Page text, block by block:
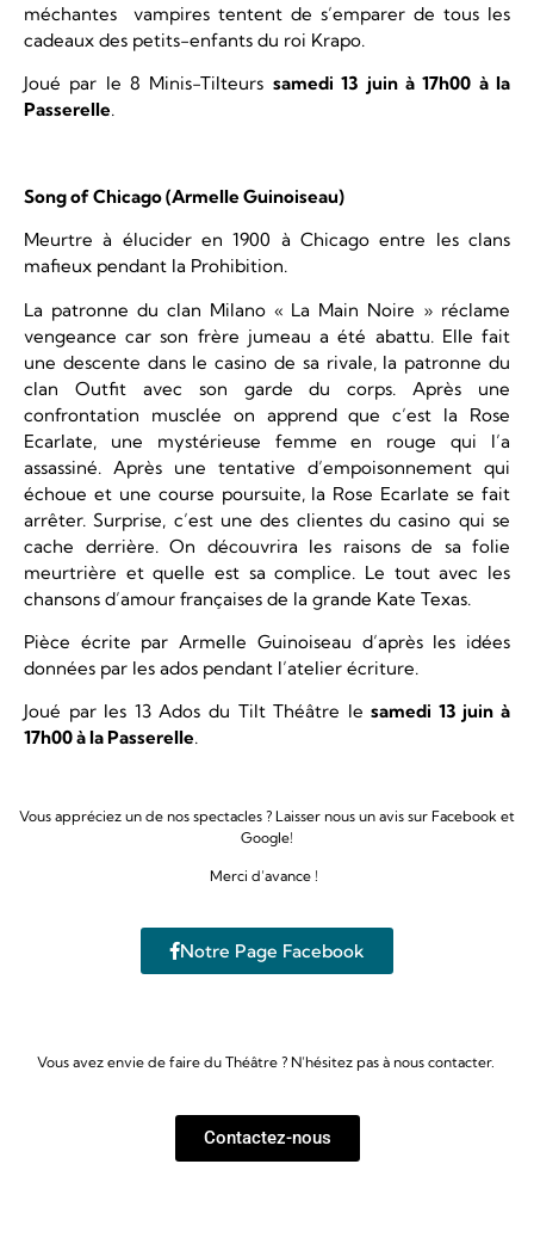
méchantes vampires tentent de s’emparer de tous les
cadeaux des petits-enfants du roi Krapo.
Joué par le 8 Minis-Tilteurs samedi 13 juin à 17h00 à la
Passerelle.
Song of Chicago (Armelle Guinoiseau)
Meurtre à élucider en 1900 à Chicago entre les clans
mafieux pendant la Prohibition.
La patronne du clan Milano « La Main Noire » réclame
vengeance car son frère jumeau a été abattu. Elle fait
une descente dans le casino de sa rivale, la patronne du
clan Outfit avec son garde du corps. Après une
confrontation musclée on apprend que c’est la Rose
Ecarlate, une mystérieuse femme en rouge qui l’a
assassiné. Après une tentative d’empoisonnement qui
échoue et une course poursuite, la Rose Ecarlate se fait
arrêter. Surprise, c’est une des clientes du casino qui se
cache derrière. On découvrira les raisons de sa folie
meurtrière et quelle est sa complice. Le tout avec les
chansons d’amour françaises de la grande Kate Texas.
Pièce écrite par Armelle Guinoiseau d’après les idées
données par les ados pendant l’atelier écriture.
Joué par les 13 Ados du Tilt Théâtre lesamedi 13 juin à
17h00 à la Passerelle.
Vous appréciez un de nos spectacles ? Laisser nous un avis sur Facebook et
Google!
Merci d’avance !
Notre Page Facebook
Vous avez envie de faire du Théâtre ? N’hésitez pas à nous contacter.
Contactez-nous